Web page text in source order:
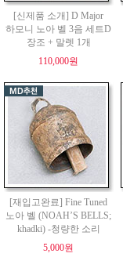
[신제품 소개] D Major
하모니 노아 벨 3음 세트D
장조 + 말렛 1개
110,000원
[재입고완료] Fine Tuned
노아 벨 (NOAH’S BELLS;
khadki) -청량한 소리
5,000원